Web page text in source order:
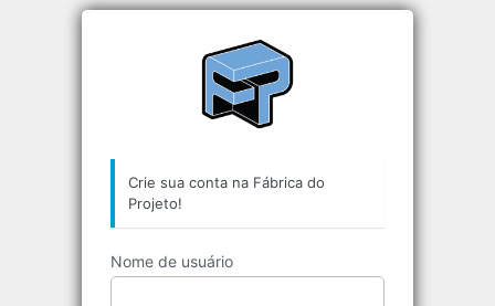
Crie sua conta na Fábrica do
Projeto!
Nome de usuário